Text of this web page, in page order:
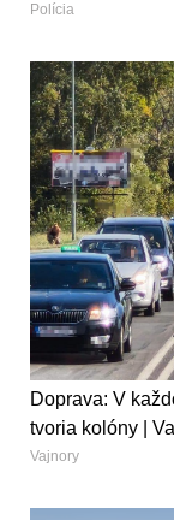
Polícia
Doprava: V
tvoria kolóny |
Vajnory